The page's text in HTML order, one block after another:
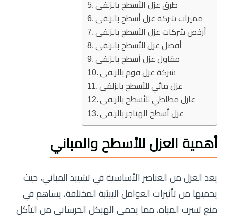
طرق عزل الأسطح بالزلفى
مميزات شركة عزل أسطح بالزلفى
أرخص شركات عزل الأسطح بالزلفى
أفضل عزل للأسطح بالزلفى
مقاول عزل أسطح بالزلفى
شركة عزل فوم بالزلفى
عزل مائي للأسطح بالزلفى
عازل مطاطي للأسطح بالزلفى
عزل أسطح الهناجر بالزلفى
أهمية العزل للأسطح والمباني
يعد العزل من العناصر الأساسية في تشييد المباني، حيث
يحميها من تأثيرات العوامل البيئية المختلفة، يساهم في
منع تسرب المياه، مما يحمي الهيكل الخرساني من التآكل